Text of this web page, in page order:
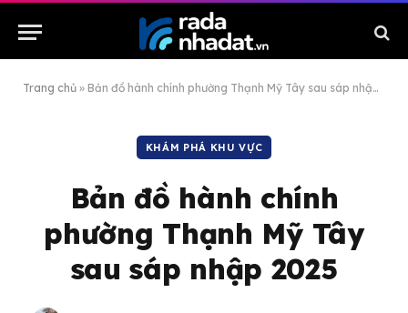
Trang chủ » Bản đồ hành chính phường Thạnh Mỹ Tây sau sáp nhập 2025
KHÁM PHÁ KHU VỰC
Bản đồ hành chính
phường Thạnh Mỹ Tây
sau sáp nhập 2025